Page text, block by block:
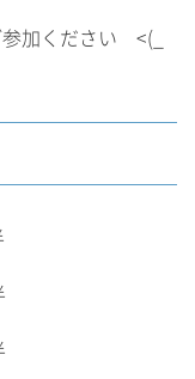
加ください <(_